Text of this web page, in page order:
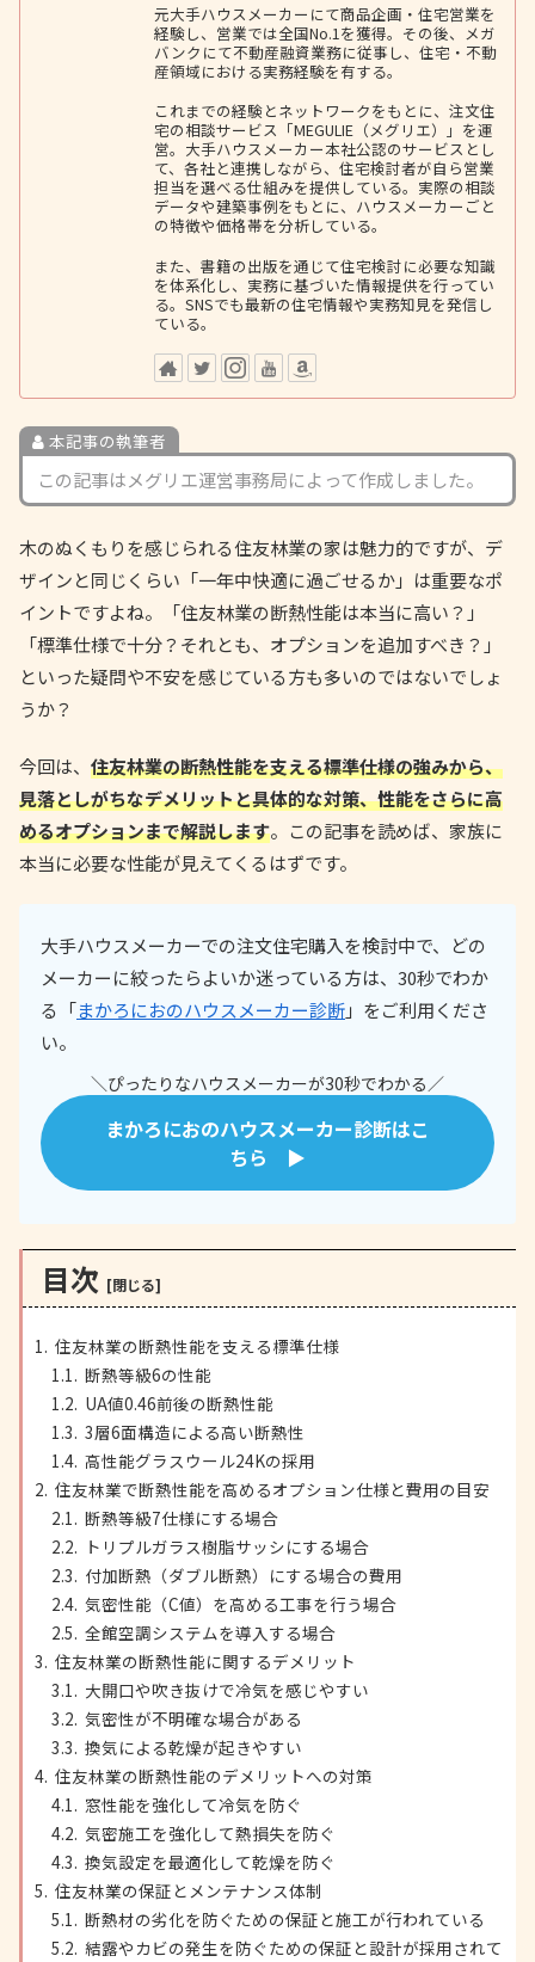
元大手ハウスメーカーにて商品企画・住宅営業を
経験し、営業では全国No.1を獲得。その後、メガ
バンクにて不動産融資業務に従事し、住宅・不動
産領域における実務経験を有する。
これまでの経験とネットワークをもとに、注文住
宅の相談サービス「MEGULIE（メグリエ）」を運
営。大手ハウスメーカー本社公認のサービスとし
て、各社と連携しながら、住宅検討者が自ら営業
担当を選べる仕組みを提供している。実際の相談
データや建築事例をもとに、ハウスメーカーごと
の特徴や価格帯を分析している。
また、書籍の出版を通じて住宅検討に必要な知識
を体系化し、実務に基づいた情報提供を行ってい
る。SNSでも最新の住宅情報や実務知見を発信し
ている。
本記事の執筆者
この記事はメグリエ運営事務局によって作成しました。
木のぬくもりを感じられる住友林業の家は魅力的ですが、デ
ザインと同じくらい「一年中快適に過ごせるか」は重要なポ
イントですよね。「住友林業の断熱性能は本当に高い？」
「標準仕様で十分？それとも、オプションを追加すべき？」
といった疑問や不安を感じている方も多いのではないでしょ
うか？
今回は、 住友林業の断熱性能を支える標準仕様の強みから、
見落としがちなデメリットと具体的な対策、性能をさらに高
めるオプションまで解説します。この記事を読めば、家族に
本当に必要な性能が見えてくるはずです。
大手ハウスメーカーでの注文住宅購入を検討中で、どの
メーカーに絞ったらよいか迷っている方は、30秒でわか
る「まかろにおのハウスメーカー診断」をご利用くださ
い。
＼ぴったりなハウスメーカーが30秒でわかる／
まかろにおのハウスメーカー診断はこ
ちら ▶
目次
住友林業の断熱性能を支える標準仕様
断熱等級6の性能
UA値0.46前後の断熱性能
3層6面構造による高い断熱性
高性能グラスウール24Kの採用
住友林業で断熱性能を高めるオプション仕様と費用の目安
断熱等級7仕様にする場合
トリプルガラス樹脂サッシにする場合
付加断熱（ダブル断熱）にする場合の費用
気密性能（C値）を高める工事を行う場合
全館空調システムを導入する場合
住友林業の断熱性能に関するデメリット
大開口や吹き抜けで冷気を感じやすい
気密性が不明確な場合がある
換気による乾燥が起きやすい
住友林業の断熱性能のデメリットへの対策
窓性能を強化して冷気を防ぐ
気密施工を強化して熱損失を防ぐ
換気設定を最適化して乾燥を防ぐ
住友林業の保証とメンテナンス体制
断熱材の劣化を防ぐための保証と施工が行われている
結露やカビの発生を防ぐための保証と設計が採用されて